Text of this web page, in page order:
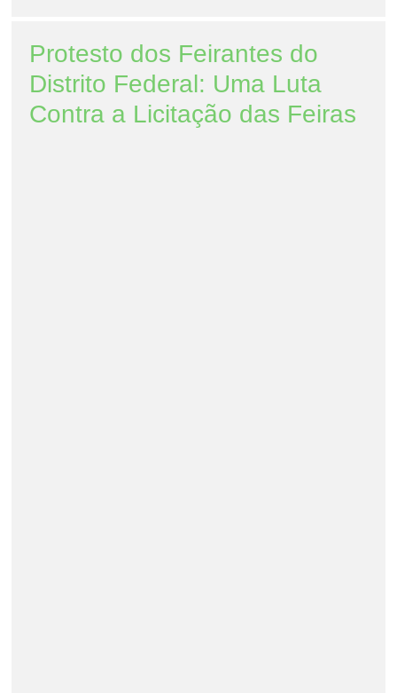
Protesto dos Feirantes do
Distrito Federal: Uma Luta
Contra a Licitação das Feiras